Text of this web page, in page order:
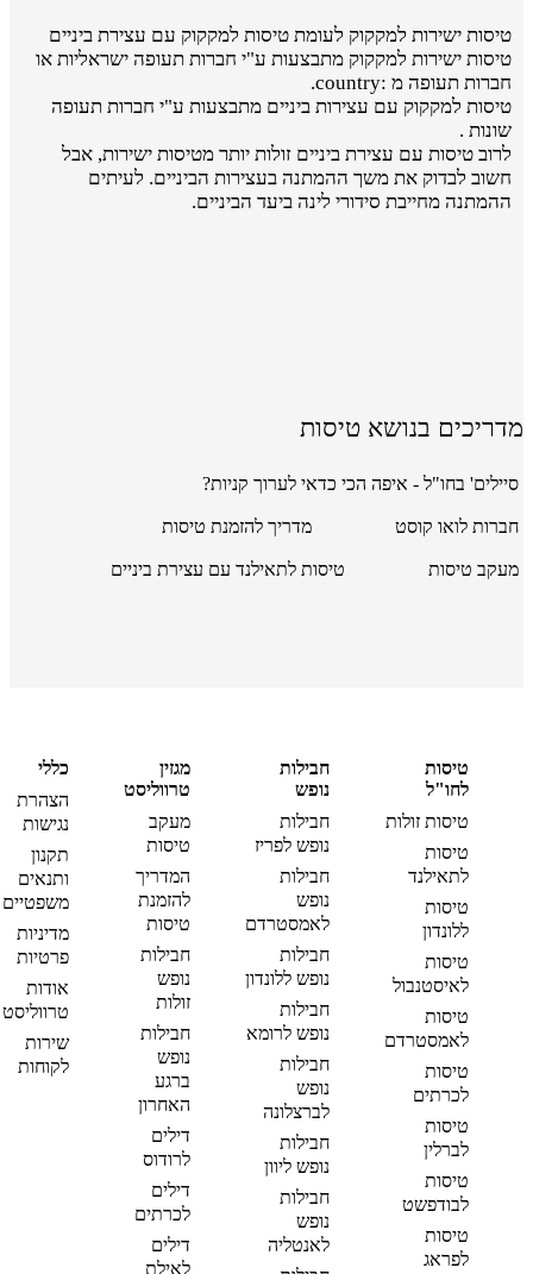
טיסות ישירות למקקוק לעומת טיסות למקקוק עם עצירת ביניים
טיסות ישירות למקקוק מתבצעות ע"י חברות תעופה ישראליות או
חברות תעופה מ :country.
טיסות למקקוק עם עצירות ביניים מתבצעות ע"י חברות תעופה
שונות .
לרוב טיסות עם עצירת ביניים זולות יותר מטיסות ישירות, אבל
חשוב לבדוק את משך ההמתנה בעצירות הביניים. לעיתים
ההמתנה מחייבת סידורי לינה ביעד הביניים.
מדריכים בנושא טיסות
סיילים' בחו"ל - איפה הכי כדאי לערוך קניות?
חברות לואו קוסט מדריך להזמנת טיסות
מעקב טיסות טיסות לתאילנד עם עצירת ביניים
טיסות
לחו"ל
טיסות זולות
טיסות
לתאילנד
טיסות
ללונדון
טיסות
לאיסטנבול
טיסות
לאמסטרדם
טיסות
לכרתים
טיסות
לברלין
טיסות
לבודפשט
טיסות
לפראג
חבילות
נופש
חבילות
נופש לפריז
חבילות
נופש
לאמסטרדם
חבילות
נופש ללונדון
חבילות
נופש לרומא
חבילות
נופש
לברצלונה
חבילות
נופש ליוון
חבילות
נופש
לאנטליה
מגזין
טרווליסט
מעקב
טיסות
המדריך
להזמנת
טיסות
חבילות
נופש
זולות
חבילות
נופש
ברגע
האחרון
דילים
לרודוס
דילים
לכרתים
דילים
לאילת
כללי
הצהרת
נגישות
תקנון
ותנאים
משפטיים
מדיניות
פרטיות
אודות
טרווליסט
שירות
לקוחות